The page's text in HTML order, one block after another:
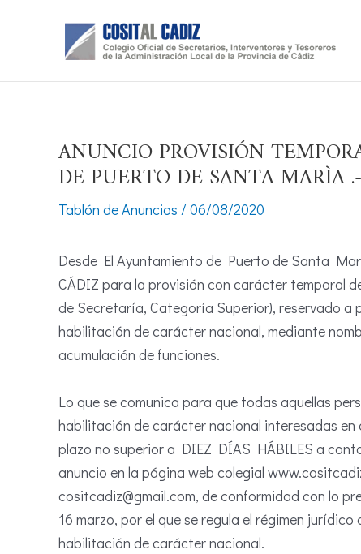
ANUNCIO PROVISIÓN
DE PUERTO DE SANTA MARÌA
Tablón de Anuncios / 06/08/2020
Desde El Ayuntamiento de Puerto de Santa
CÁDIZ para la provisión con carácter temporal
de Secretaría, Categoría Superior), reservado
habilitación de carácter nacional, mediante
acumulación de funciones.
Lo que se comunica para que todas aquellas
habilitación de carácter nacional interesadas
plazo no superior a DIEZ DÍAS HÁBILES a
anuncio en la página web colegial
cositcadiz@gmail.com, de conformidad con lo
16 marzo, por el que se regula el régimen
habilitación de carácter nacional.